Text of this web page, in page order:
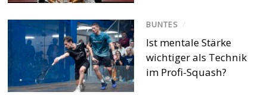
BUNTES /
Ist mentale Stärke
wichtiger als Technik
im Profi-Squash?